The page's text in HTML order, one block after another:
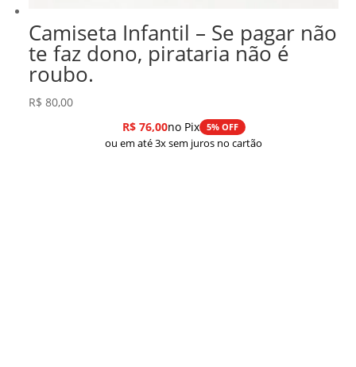
Camiseta Infantil – Se pagar não
te faz dono, pirataria não é
roubo.
R$ 80,00
R$76,00no Pix 5% OFF
ou em até 3x sem juros no cartão